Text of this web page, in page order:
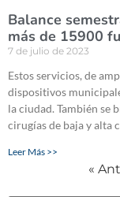
Balance
más de 15900
7 de julio de 2023
Estos servicios, de
dispositivos
la ciudad. También se
cirugías de baja y alta
Leer Más >>
«